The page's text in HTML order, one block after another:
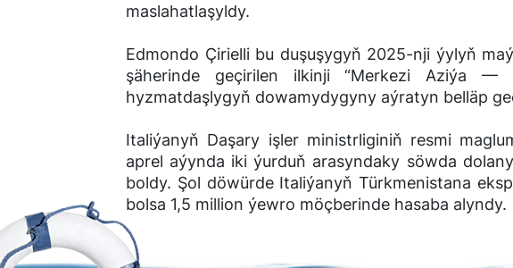
maslahatlaşyldy.
Edmondo Çirielli bu duşuşygyň 2025-nji ýylyň
şäherinde geçirilen ilkinji “Merkezi Aziýa —
hyzmatdaşlygyň dowamydygyny aýratyn belläp
Italiýanyň Daşary işler ministrliginiň resmi
aprel aýynda iki ýurduň arasyndaky söwda
boldy. Şol döwürde Italiýanyň Türkmenistana
bolsa 1,5 million ýewro möçberinde hasaba alyndy.